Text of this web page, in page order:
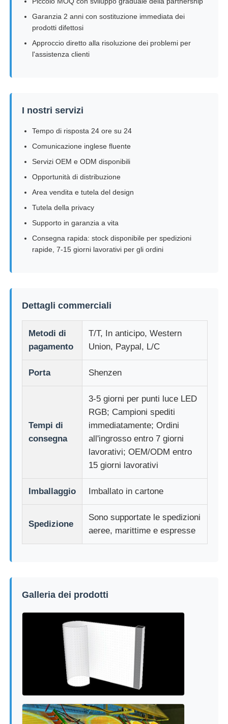
Garanzia 2 anni con sostituzione immediata dei
prodotti difettosi
Approccio diretto alla risoluzione dei problemi per
l'assistenza clienti
I nostri servizi
Tempo di risposta 24 ore su 24
Comunicazione inglese fluente
Servizi OEM e ODM disponibili
Opportunità di distribuzione
Area vendita e tutela del design
Tutela della privacy
Supporto in garanzia a vita
Consegna rapida: stock disponibile per spedizioni
rapide, 7-15 giorni lavorativi per gli ordini
Dettagli commerciali
Metodi di
pagamento
T/T, In anticipo, Western
Union, Paypal, L/C
Porta Shenzen
Tempi di
consegna
3-5 giorni per punti luce LED
RGB; Campioni spediti
immediatamente; Ordini
all'ingrosso entro 7 giorni
lavorativi; OEM/ODM entro
15 giorni lavorativi
Imballaggio Imballato in cartone
Spedizione
Sono supportate le spedizioni
aeree, marittime e espresse
Galleria dei prodotti